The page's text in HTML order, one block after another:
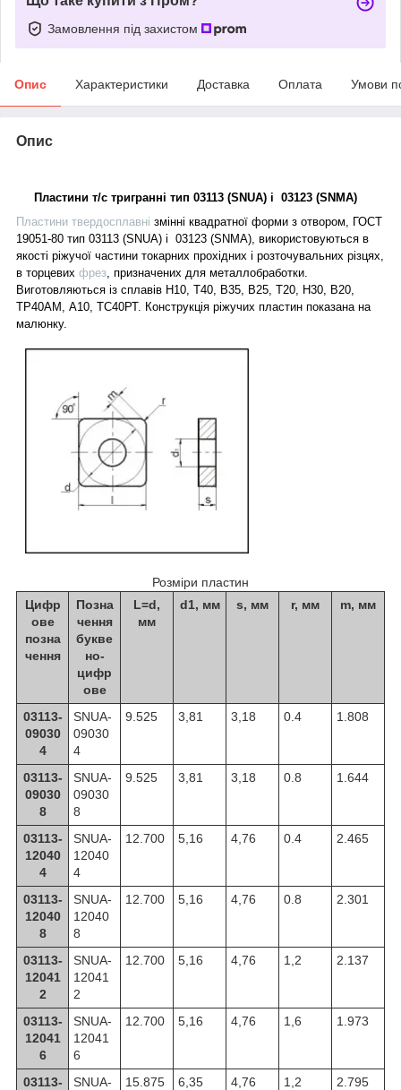
Замовлення під захистом
Опис Характеристики Доставка Оплата Умови
Опис
Пластини т/с тригранні тип 03113(S NUА) і 03123(S NМА)
Пластини твердосплавні змінні квадратної форми з отвором, ГОСТ
19051 -80 тип 03113 (S NUА) і 03123 (S NМА), використовуються в
якості ріжучої частини токарних прохідних і розточувальних різцях,
в торцевих фрез , призначених для металлобработки.
Виготовляються із сплавів Н10, Т40, В35, В25, Т20, Н30, В20,
ТР40АМ, А10, ТС40РТ. Конструкція ріжучих пластин показана на
малюнку.
Розміри пластин
Цифр
ове
позна
чення
Позна
чення
букве
но-
цифр
ове
L=d,
мм
d1, мм s, мм r, мм m, мм
03113-
09030
4
SNUA-
09030
4
9.525 3,81 3,18 0.4 1.808
03113-
09030
8
SNUA-
09030
8
9.525 3,81 3,18 0.8 1.644
03113-
12040
4
SNUA-
12040
4
12.700 5,16 4,76 0.4 2.465
03113-
12040
8
SNUA-
12040
8
12.700 5,16 4,76 0.8 2.301
03113-
12041
2
SNUA-
12041
2
12.700 5,16 4,76 1,2 2.137
03113-
12041
6
SNUA-
12041
6
12.700 5,16 4,76 1,6 1.973
03113-
SNUA-
15.875 6,35 4,76 1,2 2.795